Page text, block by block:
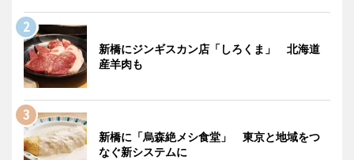
新橋にジンギスカン店「しろくま」 北海道
産羊肉も
新橋に「烏森絶メシ食堂」 東京と地域をつ
なぐ新システムに